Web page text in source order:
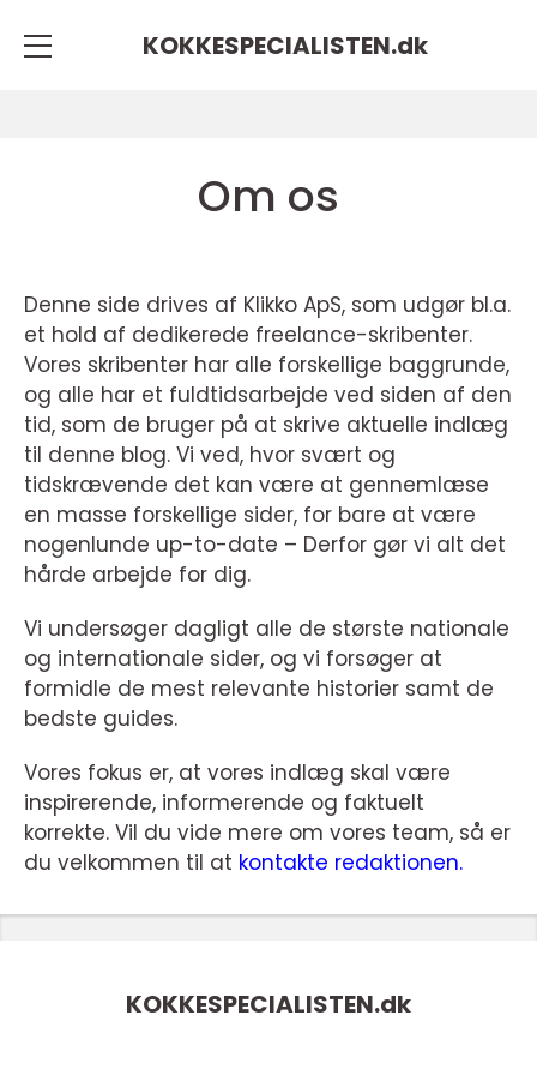
KOKKESPECIALISTEN.dk
Om os
Denne side drives af Klikko ApS, som udgør bl.a.
et hold af dedikerede freelance-skribenter.
Vores skribenter har alle forskellige baggrunde,
og alle har et fuldtidsarbejde ved siden af den
tid, som de bruger på at skrive aktuelle indlæg
til denne blog. Vi ved, hvor svært og
tidskrævende det kan være at gennemlæse
en masse forskellige sider, for bare at være
nogenlunde up-to-date – Derfor gør vi alt det
hårde arbejde for dig.
Vi undersøger dagligt alle de største nationale
og internationale sider, og vi forsøger at
formidle de mest relevante historier samt de
bedste guides.
Vores fokus er, at vores indlæg skal være
inspirerende, informerende og faktuelt
korrekte. Vil du vide mere om vores team, så er
du velkommen til at kontakte redaktionen.
KOKKESPECIALISTEN.dk